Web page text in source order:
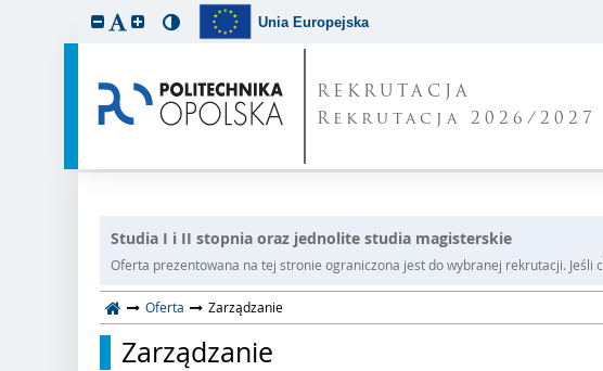
Unia Europejska
REKRUTACJA
Rekrutacja 2026/2027
Studia I i II stopnia oraz jednolite studia magisterskie
Oferta prezentowana na tej stronie ograniczona jest do wybranej rekrutacji. Jeśli
Oferta Zarządzanie
Zarządzanie